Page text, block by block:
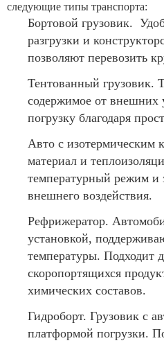
следующие типы транспорта:
Бортовой грузовик.
разгрузки и
позволяют перевозить
Тентованный грузовик.
содержимое от внешних
погрузку благодаря
Авто с изотермическим
материал и
температурный режим и
внешнего воздействия.
Рефрижератор.
установкой,
температуры. Подходит
скоропортящихся
химических составов.
Гидроборт. Грузовик с
платформой погрузки.